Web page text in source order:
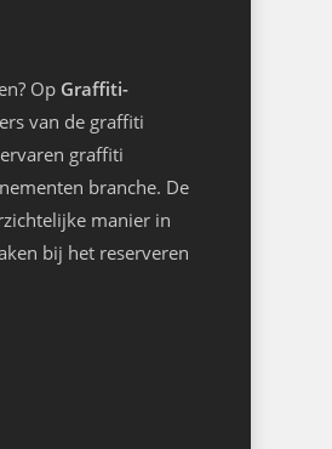
Op Graffiti-
van de graffiti
graffiti
branche. De
manier in
bij het reserveren